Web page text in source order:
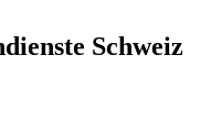
Schweiz